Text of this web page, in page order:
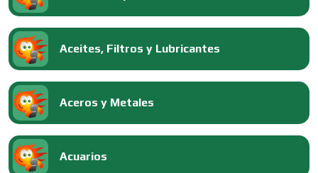
Aceites, Filtros y Lubricantes
Aceros y Metales
Acuarios